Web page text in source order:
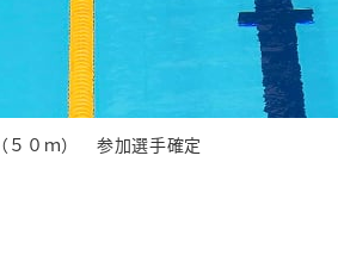
５０ｍ） 参加選手確定